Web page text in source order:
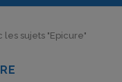
les sujets "Epicure"